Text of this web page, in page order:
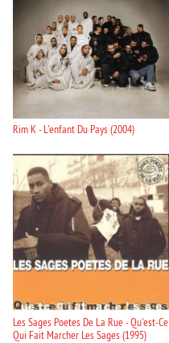
Rim K - L'enfant Du Pays (2004)
Les Sages Poetes De La Rue - Qu'est-Ce
Qui Fait Marcher Les Sages (1995)